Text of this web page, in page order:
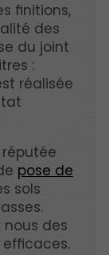
finitions,
des
du joint
:
réalisée
pose de
sols
des